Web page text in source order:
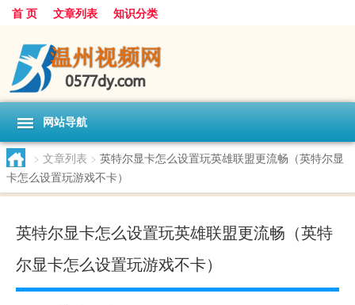
首 页 文章列表 知识分类
网站导航
> 文章列表 > 英特尔显卡怎么设置玩英雄联盟更流畅（英特尔显
卡怎么设置玩游戏不卡）
英特尔显卡怎么设置玩英雄联盟更流畅（英特
尔显卡怎么设置玩游戏不卡）